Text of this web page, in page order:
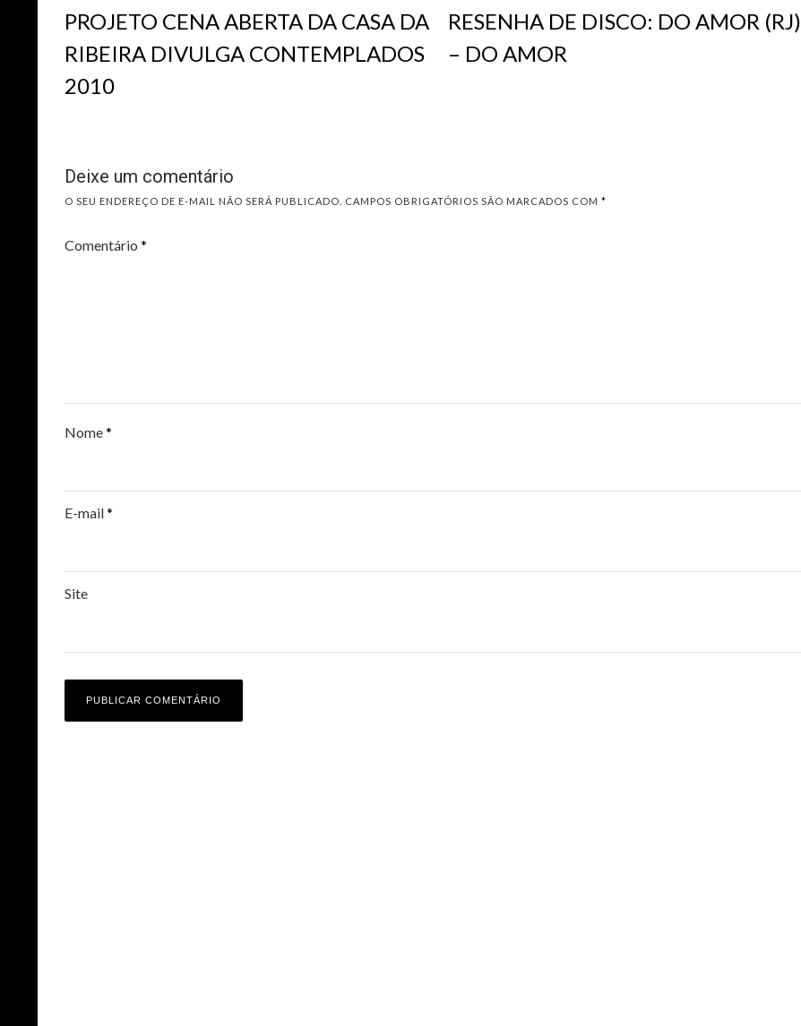
PROJETO CENA ABERTA DA CASA DA
RIBEIRA DIVULGA CONTEMPLADOS
2010
RESENHA DE DISCO: DO AMOR (RJ)
– DO AMOR
Deixe um comentário
O SEU ENDEREÇO DE E-MAIL NÃO SERÁ PUBLICADO. CAMPOS OBRIGATÓRIOS SÃO MARCADOS COM *
Comentário *
Nome*
E-mail*
Site